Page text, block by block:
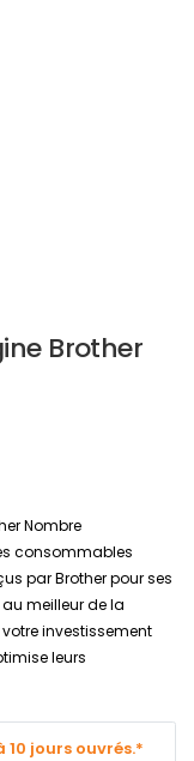
Brother
Nombre
consommables
par Brother pour ses
meilleur de la
investissement
leurs
jours ouvrés.*